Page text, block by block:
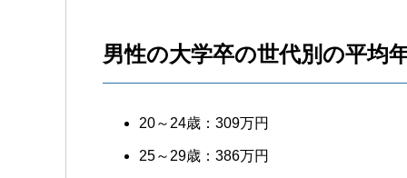
男性の大学卒の世代別の平均
20～24歳：309万円
25～29歳：386万円